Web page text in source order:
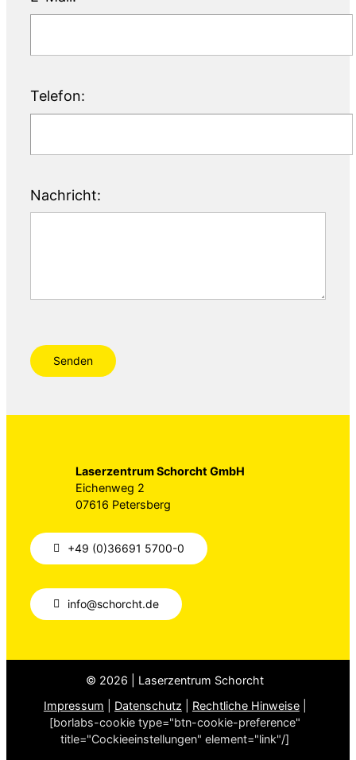
Telefon:
Nachricht:
Senden
Laserzentrum Schorcht GmbH
Eichenweg 2
07616 Petersberg
+49 (0)36691 5700-0
info@schorcht.de
© 2026 | Laserzentrum Schorcht
Impressum
Datenschutz Rechtliche Hinweise|
[borlabs-cookie type="btn-cookie-preference"
title="Cockieeinstellungen" element="link"/]